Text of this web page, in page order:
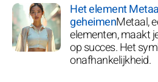
Het element
geheimenMetaal,
elementen, maakt
op succes. Het
onafhankelijkheid.